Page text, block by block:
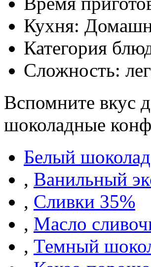
Кухня:
Категория
Сложность:
Вспомните вкус
шоколадные
Белый шоколад
, Ванильный
, Сливки 35%
, Масло
, Темный